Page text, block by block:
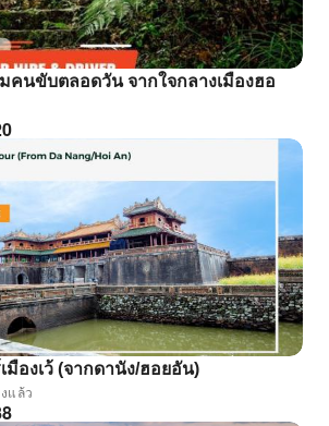
คนขับตลอดวัน จากใจกลางเมืองฮอ
มืองเว้ (จากดานัง/ฮอยอัน)
แล้ว